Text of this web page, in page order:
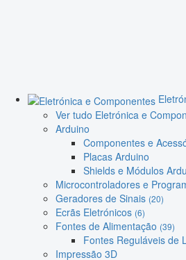
Ver tudo Eletrónica e
Arduino
Componentes e
Placas Arduino
Shields e Módulos
Microcontroladores e
Geradores de Sinais (20)
Ecrãs Eletrónicos (6)
Fontes de Alimentação (39)
Fontes Reguláveis de
Impressão 3D